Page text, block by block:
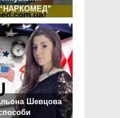
“НАРКОМЕД”
Шевцова